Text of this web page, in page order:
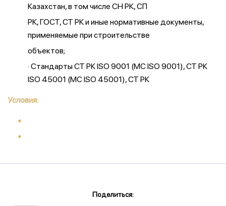
Казахстан, в том числе СН РК, СП
РК, ГОСТ, СТ РК и иные нормативные документы,
применяемые при строительстве
объектов;
· Стандарты СТ РК ISO 9001 (МС ISO 9001), СТ РК
ISO 45001 (МС ISO 45001), СТ РК
Условия:
Поделиться: